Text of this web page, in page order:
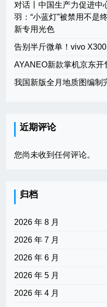
对话丨中国生产力促进中
羽：“小蓝灯”被禁用不是
新专用光色
告别半斤微单！vivo
AYANEO新款掌机京东
我国新版全月地质图编制
近期评论
您尚未收到任何评论。
归档
2026 年 8 月
2026 年 7 月
2026 年 6 月
2026 年 5 月
2026 年 4 月